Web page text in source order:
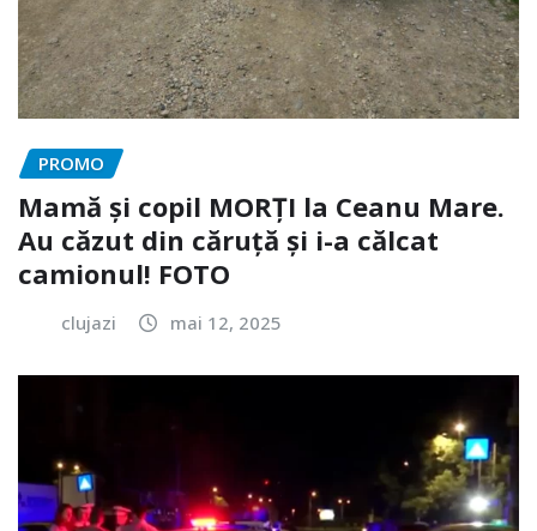
PROMO
Mamă și copil MORȚI la Ceanu Mare.
Au căzut din căruță și i-a călcat
camionul! FOTO
clujazi mai 12, 2025